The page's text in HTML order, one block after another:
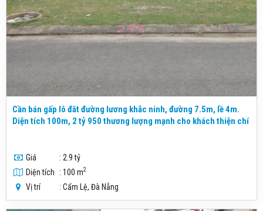
Cần bán gấp lô đât đường lương khắc ninh, đường 7.5m, lề 4m.
Diện tích 100m, 2 tỷ 950 thương lượng mạnh cho khách thiện chí
Giá
: 2.9 tỷ
Diện tích
: 100 m2
Vị trí : Cẩm Lệ, Đà Nẵng